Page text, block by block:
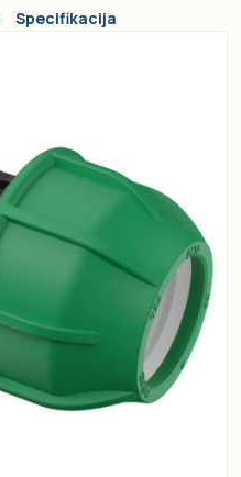
Specifikacija